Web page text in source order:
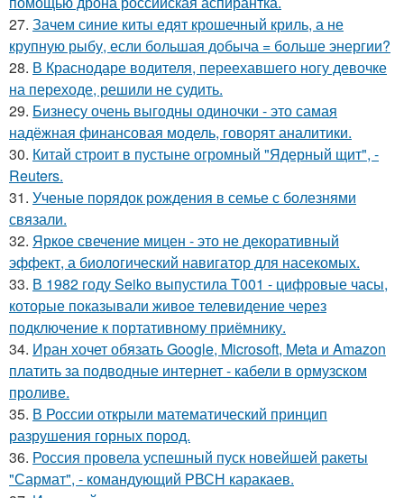
27. Зачем синие киты едят крошечный криль, а не
крупную рыбу, если большая добыча = больше энергии?
28. В Краснодаре водителя, переехавшего ногу девочке
на переходе, решили не судить.
29. Бизнесу очень выгодны одиночки - это самая
надёжная финансовая модель, говорят аналитики.
30. Китай строит в пустыне огромный "Ядерный щит", -
Reuters.
31. Ученые порядок рождения в семье с болезнями
связали.
32. Яркое свечение мицен - это не декоративный
эффект, а биологический навигатор для насекомых.
33. В 1982 году Seiko выпустила T001 - цифровые часы,
которые показывали живое телевидение через
подключение к портативному приёмнику.
34. Иран хочет обязать Google, Microsoft, Meta и Amazon
платить за подводные интернет - кабели в ормузском
проливе.
35. В России открыли математический принцип
разрушения горных пород.
36. Россия провела успешный пуск новейшей ракеты
"Сармат", - командующий РВСН каракаев.